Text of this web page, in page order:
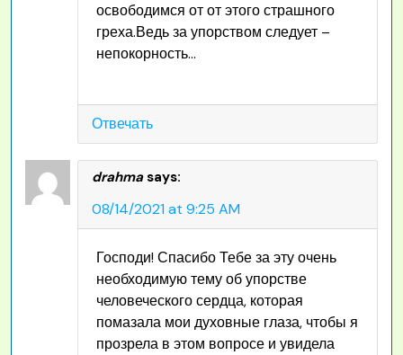
освободимся от от этого страшного
греха.Ведь за упорством следует –
непокорность…
Отвечать
drahma says:
08/14/2021 at 9:25 AM
Господи! Спасибо Тебе за эту очень
необходимую тему об упорстве
человеческого сердца, которая
помазала мои духовные глаза, чтобы я
прозрела в этом вопросе и увидела